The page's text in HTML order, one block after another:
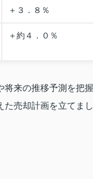
＋３．８％
＋約４．０％
将来の推移予測を把握
た売却計画を立てまし